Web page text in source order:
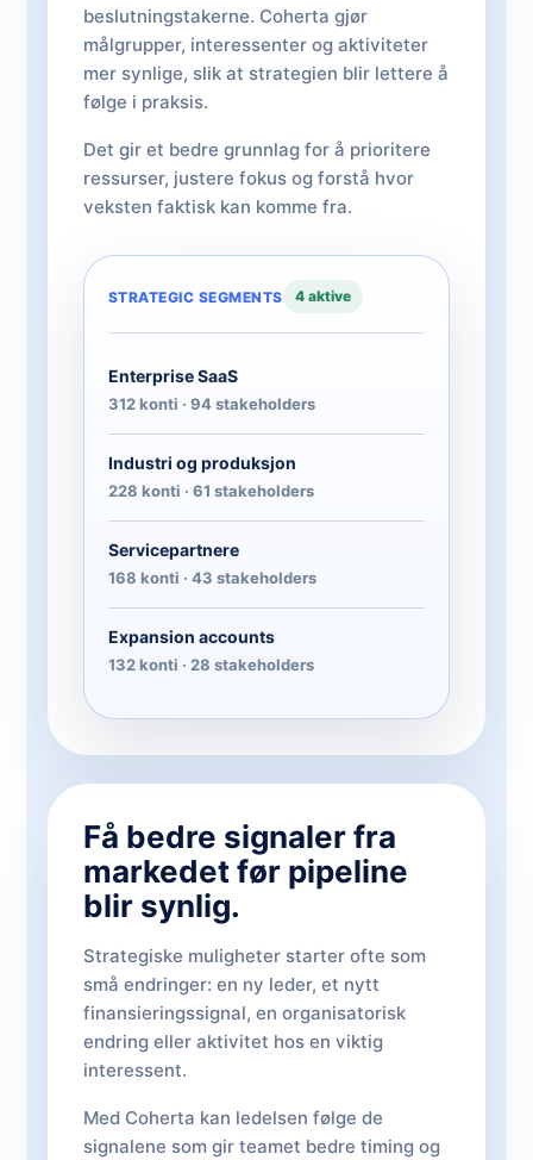
beslutningstakerne. Coherta gjør
målgrupper, interessenter og aktiviteter
mer synlige, slik at strategien blir lettere å
følge i praksis.
Det gir et bedre grunnlag for å prioritere
ressurser, justere fokus og forstå hvor
veksten faktisk kan komme fra.
STRATEGIC SEGMENTS 4 aktive
Enterprise SaaS
312 konti · 94 stakeholders
Industri og produksjon
228 konti · 61 stakeholders
Servicepartnere
168 konti · 43 stakeholders
Expansion accounts
132 konti · 28 stakeholders
Få bedre signaler fra
markedet før pipeline
blir synlig.
Strategiske muligheter starter ofte som
små endringer: en ny leder, et nytt
finansieringssignal, en organisatorisk
endring eller aktivitet hos en viktig
interessent.
Med Coherta kan ledelsen følge de
signalene som gir teamet bedre timing og